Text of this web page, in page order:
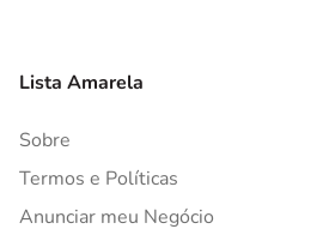
Lista Amarela
Sobre
Termos e Políticas
Anunciar meu Negócio